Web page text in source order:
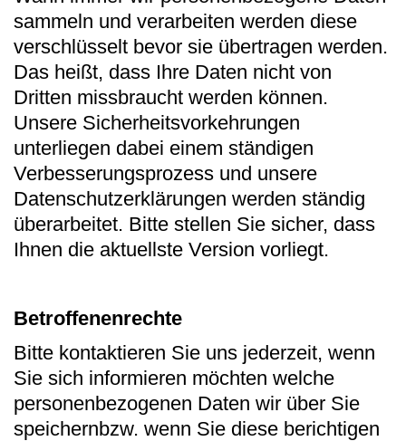
sammeln und verarbeiten werden diese
verschlüsselt bevor sie übertragen werden.
Das heißt, dass Ihre Daten nicht von
Dritten missbraucht werden können.
Unsere Sicherheitsvorkehrungen
unterliegen dabei einem ständigen
Verbesserungsprozess und unsere
Datenschutzerklärungen werden ständig
überarbeitet. Bitte stellen Sie sicher, dass
Ihnen die aktuellste Version vorliegt.
Betroffenenrechte
Bitte kontaktieren Sie uns jederzeit, wenn
Sie sich informieren möchten welche
personenbezogenen Daten wir über Sie
speichernbzw. wenn Sie diese berichtigen